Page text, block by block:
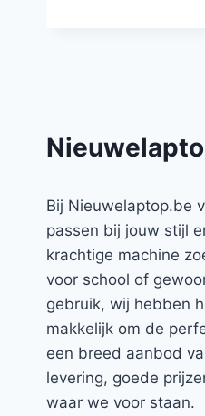
Bij Nieuwelaptop.be
passen bij jouw stijl
krachtige machine
voor school of
gebruik, wij hebben
makkelijk om de
een breed aanbod
levering, goede
waar we voor staan.